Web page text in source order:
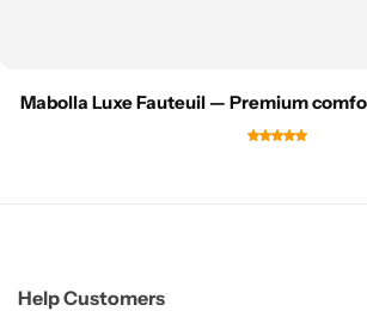
Mabolla Luxe Fauteuil — Premium
Help Customers